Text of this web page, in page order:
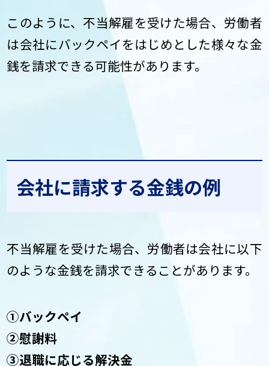
このように、不当解雇を受けた場合、労働者
は会社にバックペイをはじめとした様々な金
銭を請求できる可能性があります。
会社に請求する金銭の例
不当解雇を受けた場合、労働者は会社に以下
のような金銭を請求できることがあります。
①バックペイ
②慰謝料
③退職に応じる解決金